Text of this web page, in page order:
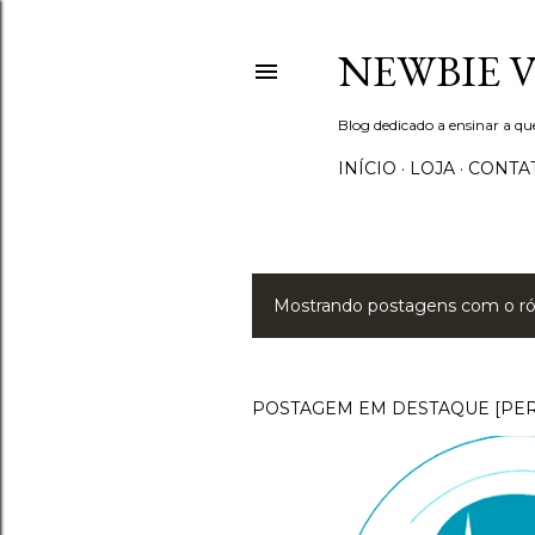
NEWBIE
Blog dedicado a ensinar a
INÍCIO LOJA
P
s
Mostrando postagens com o
POSTAGEM EM DESTAQUE